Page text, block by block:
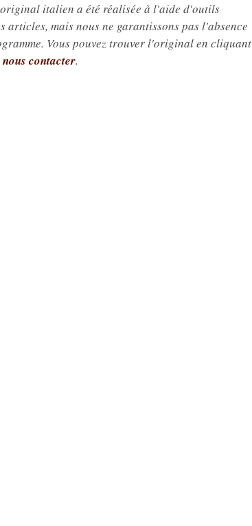
italien a été réalisée à l'aide d'outils
articles, mais nous ne garantissons pas l'absence
Vous pouvez trouver l'original en cliquant
contacter.